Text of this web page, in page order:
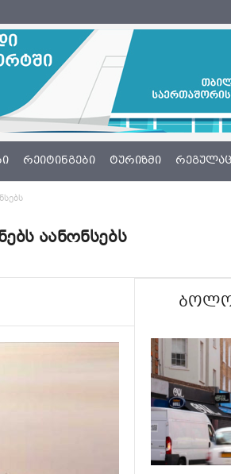
ᲠᲔᲘᲢᲘᲜᲒᲔᲑᲘ ᲢᲣᲠᲘᲖᲛᲘ
აანონსებს